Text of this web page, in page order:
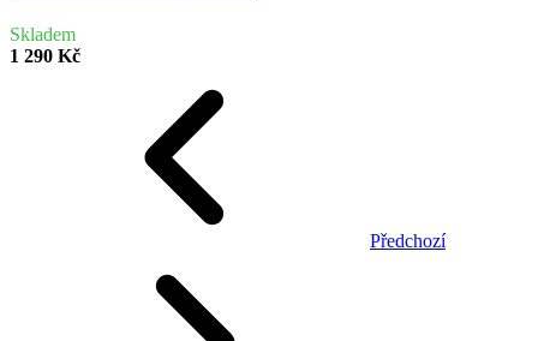
Skladem
1 290 Kč
Předchozí